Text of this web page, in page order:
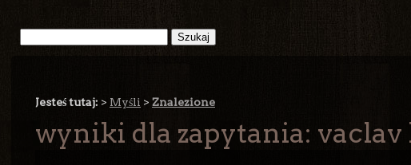
Jesteś tutaj: > Myśli > Znalezione
wyniki dla zapytania: vaclav